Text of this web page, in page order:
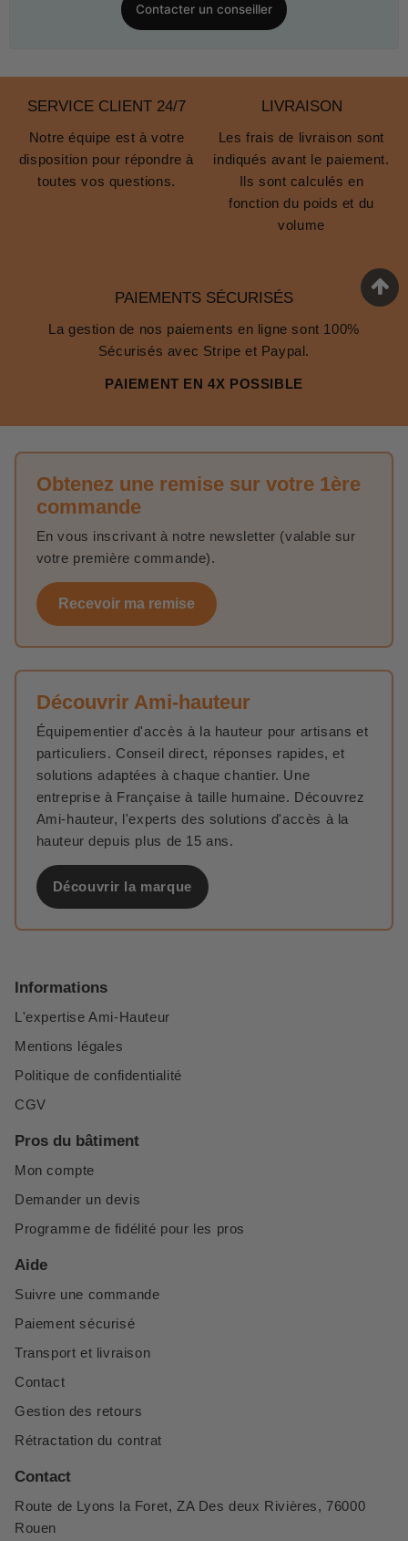
Contacter un conseiller
SERVICE CLIENT 24/7
Notre équipe est à votre
disposition pour répondre à
toutes vos questions.
LIVRAISON
Les frais de livraison sont
indiqués avant le paiement.
Ils sont calculés en
fonction du poids et du
volume
PAIEMENTS SÉCURISÉS
La gestion de nos paiements en ligne sont 100%
Sécurisés avec Stripe et Paypal.
PAIEMENT EN 4X POSSIBLE
Obtenez une remise sur votre 1ère
commande
En vous inscrivant à notre newsletter (valable sur
votre première commande).
Recevoir ma remise
Découvrir Ami-hauteur
Équipementier d'accès à la hauteur pour artisans et
particuliers. Conseil direct, réponses rapides, et
solutions adaptées à chaque chantier. Une
entreprise à Française à taille humaine. Découvrez
Ami-hauteur, l'experts des solutions d'accès à la
hauteur depuis plus de 15 ans.
Découvrir la marque
Informations
L'expertise Ami-Hauteur
Mentions légales
Politique de confidentialité
CGV
Pros du bâtiment
Mon compte
Demander un devis
Programme de fidélité pour les pros
Aide
Suivre une commande
Paiement sécurisé
Transport et livraison
Contact
Gestion des retours
Rétractation du contrat
Contact
Route de Lyons la Foret, ZA Des deux Rivières, 76000
Rouen